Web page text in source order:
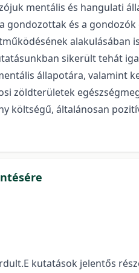
mentális és hangulati
és a gondozók
alakulásában
sikerült tehát
állapotára, valamint
zöldterületek
költségű, általánosan
kutatások jelentős